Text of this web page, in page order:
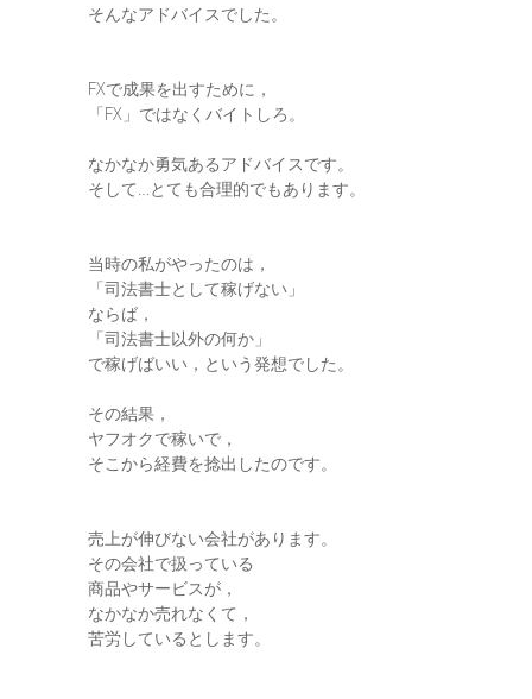
そんなアドバイスでした。
FXで成果を出すために，
「FX」ではなくバイトしろ。
なかなか勇気あるアドバイスです。
そして…とても合理的でもあります。
当時の私がやったのは，
「司法書士として稼げない」
ならば，
「司法書士以外の何か」
で稼げばいい，という発想でした。
その結果，
ヤフオクで稼いで，
そこから経費を捻出したのです。
売上が伸びない会社があります。
その会社で扱っている
商品やサービスが，
なかなか売れなくて，
苦労しているとします。